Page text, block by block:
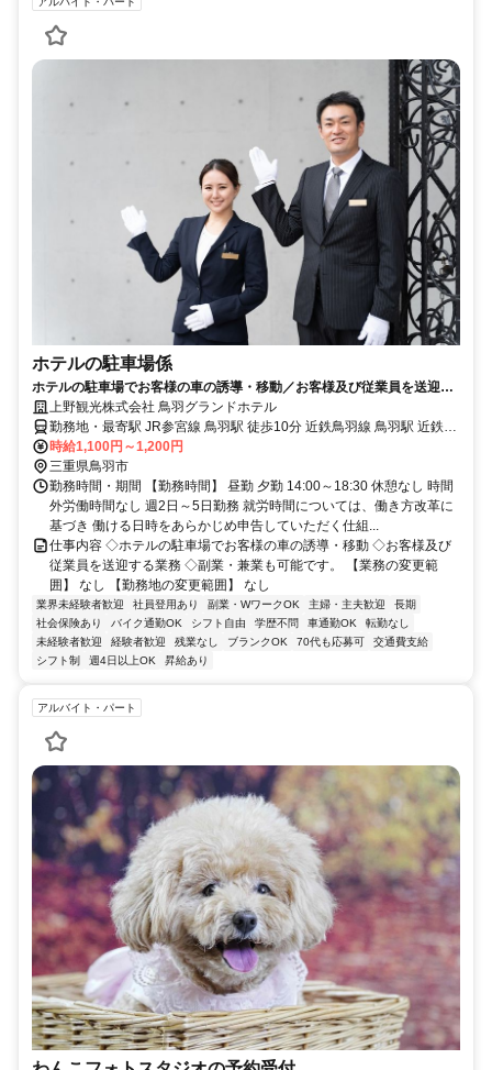
ホテルの駐車場係
ホテルの駐車場でお客様の車の誘導・移動／お客様及び従業員を送迎す
る業務 ／週2～5日勤務
上野観光株式会社 鳥羽グランドホテル
勤務地・最寄駅 JR参宮線 鳥羽駅 徒歩10分 近鉄鳥羽線 鳥羽駅 近鉄志
摩線 鳥羽駅
時給1,100円～1,200円
三重県鳥羽市
勤務時間・期間 【勤務時間】 昼勤 夕勤 14:00～18:30 休憩なし 時間
外労働時間なし 週2日～5日勤務 就労時間については、働き方改革に
基づき 働ける日時をあらかじめ申告していただく仕組...
仕事内容 ◇ホテルの駐車場でお客様の車の誘導・移動 ◇お客様及び
従業員を送迎する業務 ◇副業・兼業も可能です。 【業務の変更範
囲】 なし 【勤務地の変更範囲】 なし
業界未経験者歓迎 社員登用あり 副業・WワークOK 主婦・主夫歓迎
長期
社会保険あり
バイク通勤OK シフト自由 学歴不問 車通勤OK
転勤なし
未経験者歓迎
経験者歓迎 残業なし ブランクOK 70代も応募可
交通費支給
シフト制
週4日以上OK 昇給あり
アルバイト・パート